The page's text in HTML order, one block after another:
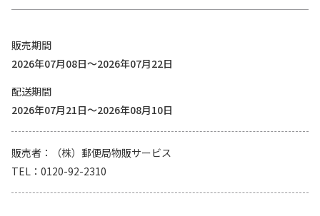
販売期間
2026年07月08日～2026年07月22日
配送期間
2026年07月21日～2026年08月10日
販売者
（株）郵便局物販サービス
TEL
0120-92-2310